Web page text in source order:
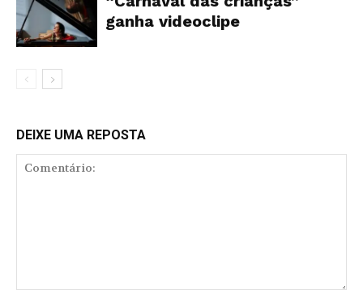
ganha videoclipe
DEIXE UMA REPOSTA